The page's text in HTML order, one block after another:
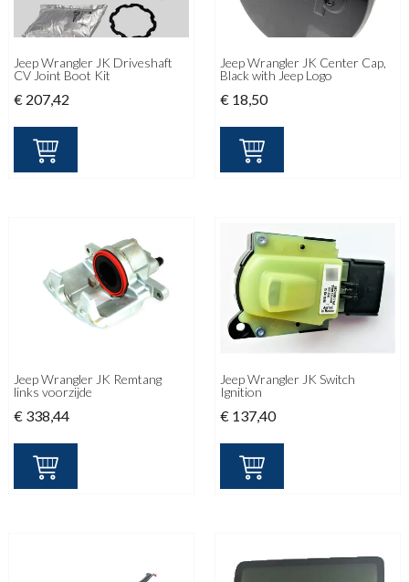
Jeep Wrangler JK Driveshaft
CV Joint Boot Kit
€ 207,42
Jeep Wrangler JK Center Cap,
Black with Jeep Logo
€ 18,50
Jeep Wrangler JK Remtang
links voorzijde
€ 338,44
Jeep Wrangler JK Switch
Ignition
€ 137,40